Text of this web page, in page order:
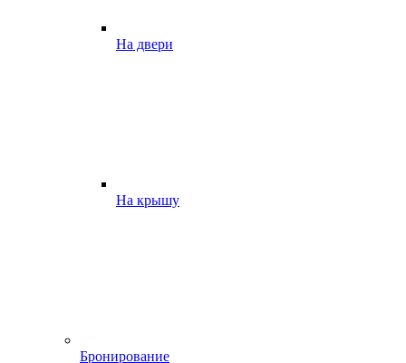
На двери
На крышу
Бронирование